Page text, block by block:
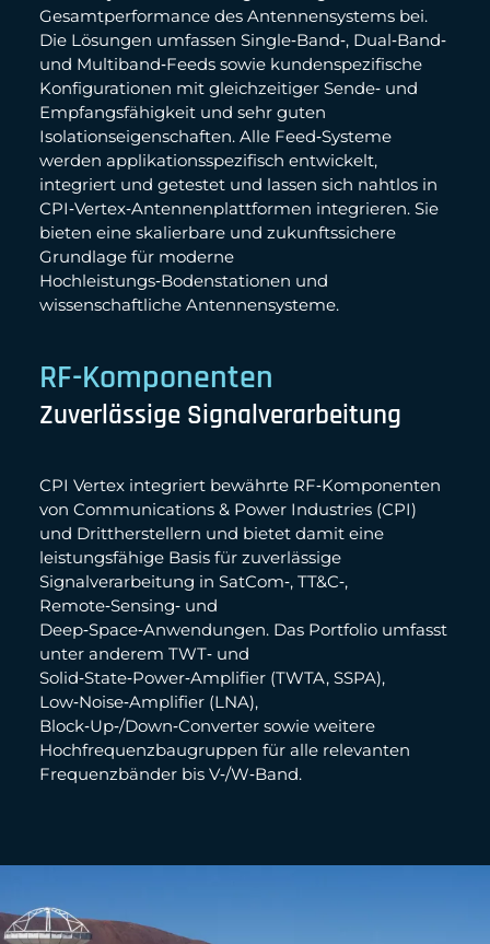
Gesamtperformance des Antennensystems bei.
Die Lösungen umfassen Single‑Band‑, Dual‑Band‑
und Multiband‑Feeds sowie kundenspezifische
Konfigurationen mit gleichzeitiger Sende‑ und
Empfangsfähigkeit und sehr guten
Isolationseigenschaften. Alle Feed‑Systeme
werden applikationsspezifisch entwickelt,
integriert und getestet und lassen sich nahtlos in
CPI‑Vertex‑Antennenplattformen integrieren. Sie
bieten eine skalierbare und zukunftssichere
Grundlage für moderne
Hochleistungs‑Bodenstationen und
wissenschaftliche Antennensysteme.
RF-Komponenten
Zuverlässige Signalverarbeitung
CPI Vertex integriert bewährte RF‑Komponenten
von Communications & Power Industries (CPI)
und Drittherstellern und bietet damit eine
leistungsfähige Basis für zuverlässige
Signalverarbeitung in SatCom‑, TT&C‑,
Remote‑Sensing‑ und
Deep‑Space‑Anwendungen. Das Portfolio umfasst
unter anderem TWT‑ und
Solid‑State‑Power‑Amplifier (TWTA, SSPA),
Low‑Noise‑Amplifier (LNA),
Block‑Up‑/Down‑Converter sowie weitere
Hochfrequenzbaugruppen für alle relevanten
Frequenzbänder bis V‑/W‑Band.